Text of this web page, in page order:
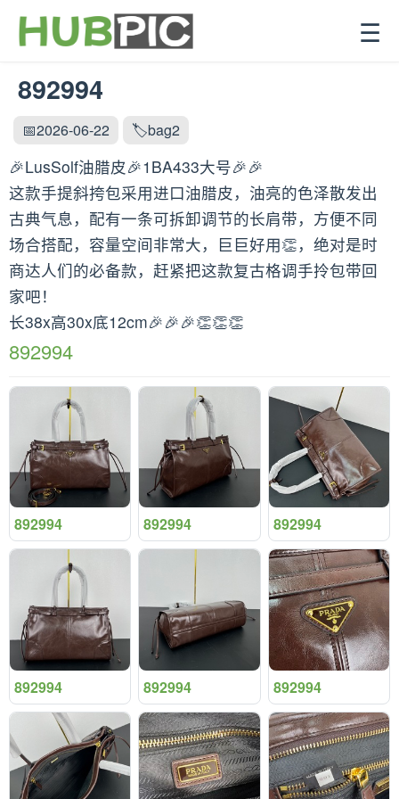
☰
892994
📅2026-06-22 🏷️bag2
🎉LusSolf油腊皮🎉1BA433大号🎉🎉
这款手提斜挎包采用进口油腊皮，油亮的色泽散发出
古典气息，配有一条可拆卸调节的长肩带，方便不同
场合搭配，容量空间非常大，巨巨好用👏，绝对是时
商达人们的必备款，赶紧把这款复古格调手拎包带回
家吧！
长38x高30x底12cm🎉🎉🎉👏👏👏
892994
892994 892994 892994
892994 892994 892994